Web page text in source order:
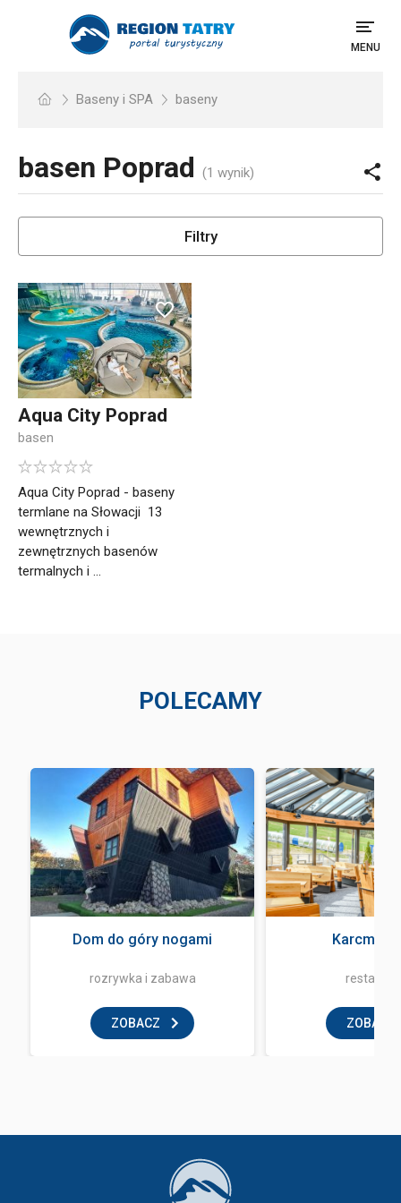
MENU
Baseny i SPA baseny
basen Poprad (1 wynik)
Filtry
Aqua City Poprad
basen
Aqua City Poprad - baseny
termlane na Słowacji 13
wewnętrznych i
zewnętrznych basenów
termalnych i ...
POLECAMY
Dom do góry nogami
rozrywka i zabawa
ZOBACZ
Karcma
ZOBACZ